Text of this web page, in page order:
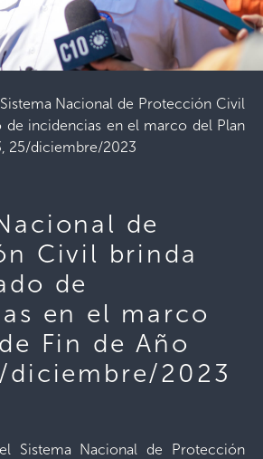
Sistema Nacional de Protección Civil
de incidencias en el marco del Plan
25/diciembre/2023
de
Civil brinda
de
en el marco
Fin de Año
diciembre/2023
Sistema Nacional de Protección